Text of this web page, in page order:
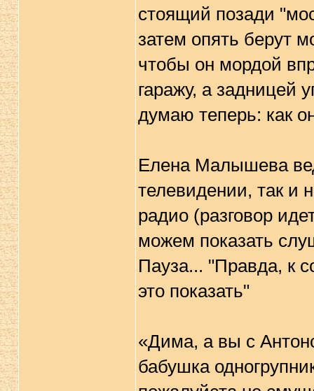
стоящий позади
затем опять берут
чтобы он мордой
гаражу, а задницей
думаю теперь: как
Елена Малышева
телевидении, так и
радио (разговор
можем показать
Пауза... "Правда, к
это показать"
«Дима, а вы с
бабушка